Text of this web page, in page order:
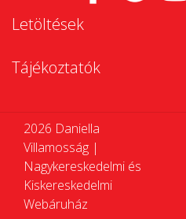
Letöltések
Tájékoztatók
2026 Daniella
Villamosság |
Nagykereskedelmi és
Kiskereskedelmi
Webáruház